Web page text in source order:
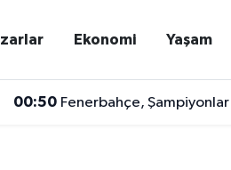
Ekonomi Yaşam
00:50 Fenerbahçe,